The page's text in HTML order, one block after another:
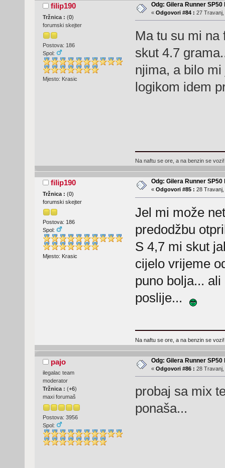
filip190
Tržnica : (0)
forumski skejter
Postova: 186
Spol:
Mjesto: Krasic
Odg: Gilera Runner SP50
« Odgovori #84 : 27 Travanj,
Ma tu su mi na
skut 4.7
njima, a bilo
logikom idem
Na naftu se ore, a na benzin se vozi!
filip190
Tržnica : (0)
forumski skejter
Postova: 186
Spol:
Mjesto: Krasic
Odg: Gilera Runner SP50
« Odgovori #85 : 28 Travanj,
Jel mi može
predodžbu
S 4,7 mi skut
cijelo vrijeme
puno bolja...
poslije...
Na naftu se ore, a na benzin se vozi!
pajo
ilegalac team
moderator
Tržnica : (+6)
maxi forumaš
Postova: 3956
Spol:
Odg: Gilera Runner SP50
« Odgovori #86 : 28 Travanj,
probaj sa mix
ponaša...